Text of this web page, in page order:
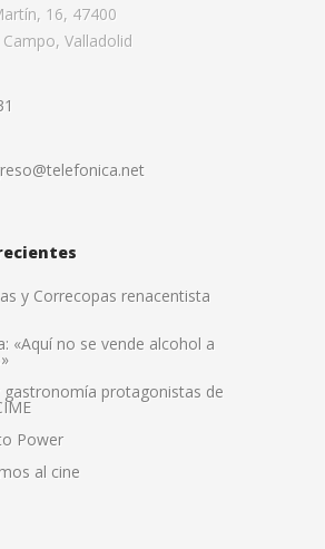
16, 47400
Valladolid
y Correcopas renacentista
«Aquí no se vende alcohol a
gastronomía protagonistas de
Power
al cine